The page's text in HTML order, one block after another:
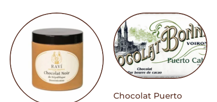
Chocolat Puerto